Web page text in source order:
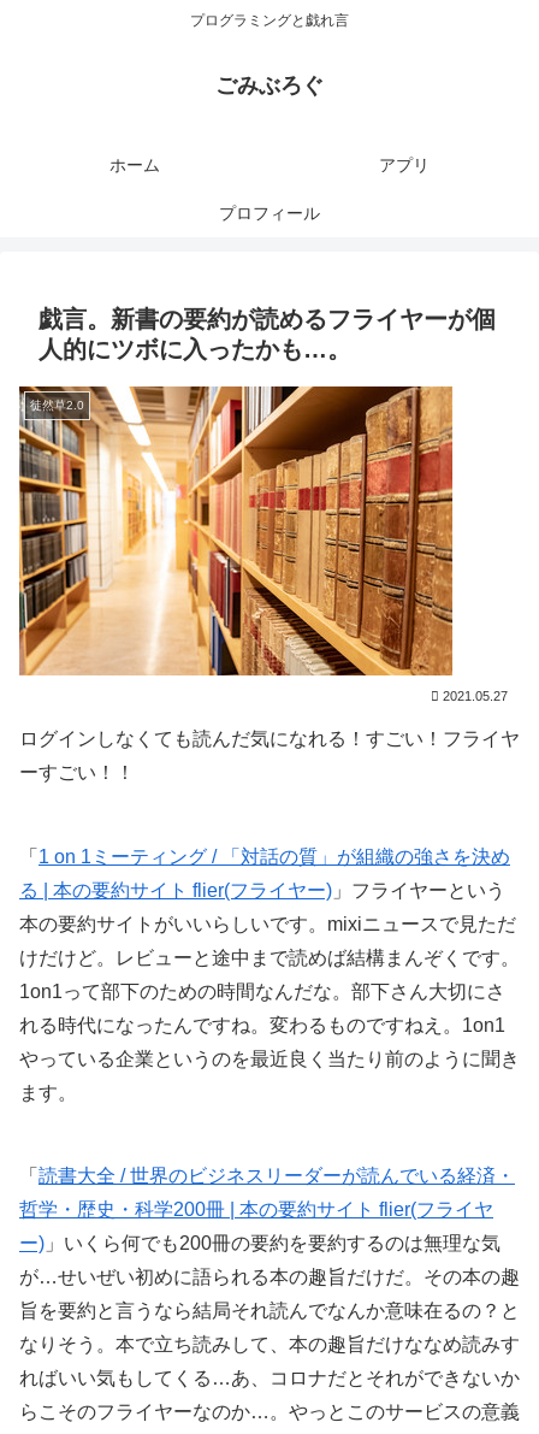
プログラミングと戯れ言
ごみぶろぐ
ホーム アプリ
プロフィール
戯言。新書の要約が読めるフライヤーが個
人的にツボに入ったかも…。
徒然草2.0
2021.05.27
ログインしなくても読んだ気になれる！すごい！フライヤ
ーすごい！！
「 1 on 1ミーティング / 「対話の質」が組織の強さを決め
る | 本の要約サイト flier(フライヤー) 」フライヤーという
本の要約サイトがいいらしいです。mixiニュースで見ただ
けだけど。レビューと途中まで読めば結構まんぞくです。
1on1って部下のための時間なんだな。部下さん大切にさ
れる時代になったんですね。変わるものですねえ。1on1
やっている企業というのを最近良く当たり前のように聞き
ます。
「 読書大全 / 世界のビジネスリーダーが読んでいる経済・
哲学・歴史・科学200冊 | 本の要約サイト flier(フライヤ
ー) 」いくら何でも200冊の要約を要約するのは無理な気
が…せいぜい初めに語られる本の趣旨だけだ。その本の趣
旨を要約と言うなら結局それ読んでなんか意味在るの？と
なりそう。本で立ち読みして、本の趣旨だけななめ読みす
ればいい気もしてくる…あ、コロナだとそれができないか
らこそのフライヤーなのか…。やっとこのサービスの意義